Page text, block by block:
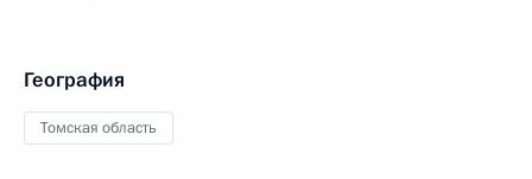
География
Томская область